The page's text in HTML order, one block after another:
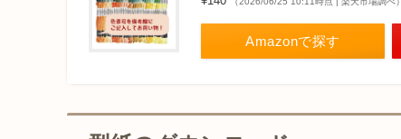
Amazonで探す